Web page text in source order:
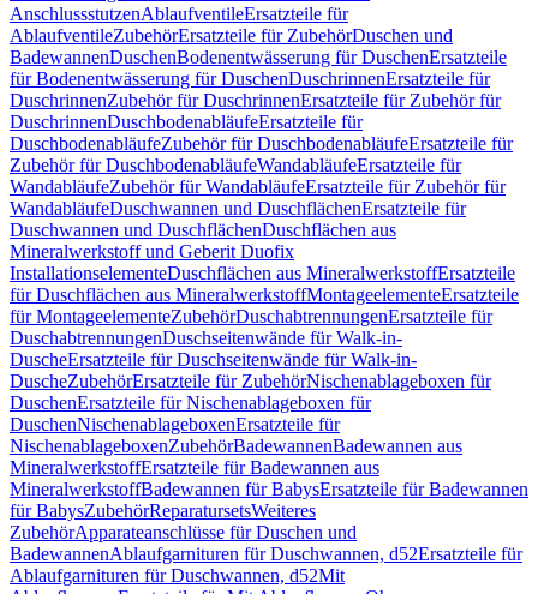
AnschlussstutzenAblaufventileErsatzteile für
AblaufventileZubehörErsatzteile für ZubehörDuschen und
BadewannenDuschenBodenentwässerung für DuschenErsatzteile
für Bodenentwässerung für DuschenDuschrinnenErsatzteile für
DuschrinnenZubehör für DuschrinnenErsatzteile für Zubehör für
DuschrinnenDuschbodenabläufeErsatzteile für
DuschbodenabläufeZubehör für DuschbodenabläufeErsatzteile für
Zubehör für DuschbodenabläufeWandabläufeErsatzteile für
WandabläufeZubehör für WandabläufeErsatzteile für Zubehör für
WandabläufeDuschwannen und DuschflächenErsatzteile für
Duschwannen und DuschflächenDuschflächen aus
Mineralwerkstoff und Geberit Duofix
InstallationselementeDuschflächen aus MineralwerkstoffErsatzteile
für Duschflächen aus MineralwerkstoffMontageelementeErsatzteile
für MontageelementeZubehörDuschabtrennungenErsatzteile für
DuschabtrennungenDuschseitenwände für Walk-in-
DuscheErsatzteile für Duschseitenwände für Walk-in-
DuscheZubehörErsatzteile für ZubehörNischenablageboxen für
DuschenErsatzteile für Nischenablageboxen für
DuschenNischenablageboxenErsatzteile für
NischenablageboxenZubehörBadewannenBadewannen aus
MineralwerkstoffErsatzteile für Badewannen aus
MineralwerkstoffBadewannen für BabysErsatzteile für Badewannen
für BabysZubehörReparatursetsWeiteres
ZubehörApparateanschlüsse für Duschen und
BadewannenAblaufgarnituren für Duschwannen, d52Ersatzteile für
Ablaufgarnituren für Duschwannen, d52Mit